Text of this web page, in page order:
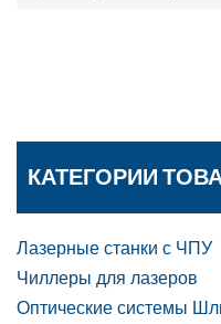
КАТЕГОРИИ
Лазерные станки с ЧПУ
Чиллеры для лазеров
Оптические системы